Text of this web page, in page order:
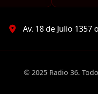
Av. 18 de Julio
© 2025 Radio 36.